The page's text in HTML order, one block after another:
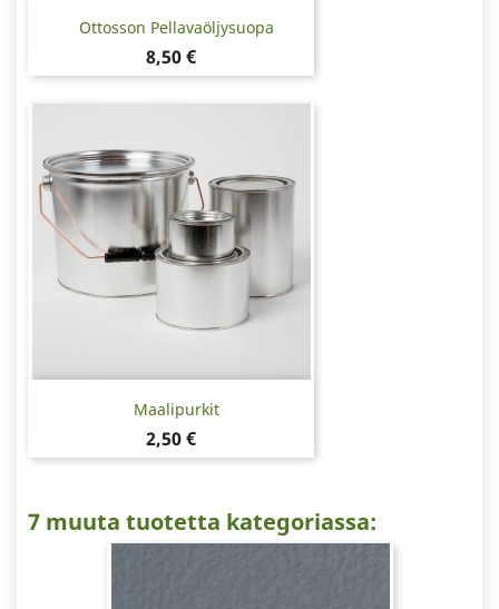
Ottosson Pellavaöljysuopa
Hinta
8,50 €
Maalipurkit
Hinta
2,50 €
7 muuta tuotetta kategoriassa: